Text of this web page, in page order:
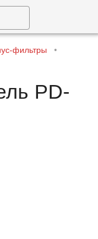
фильтры
•
PD-